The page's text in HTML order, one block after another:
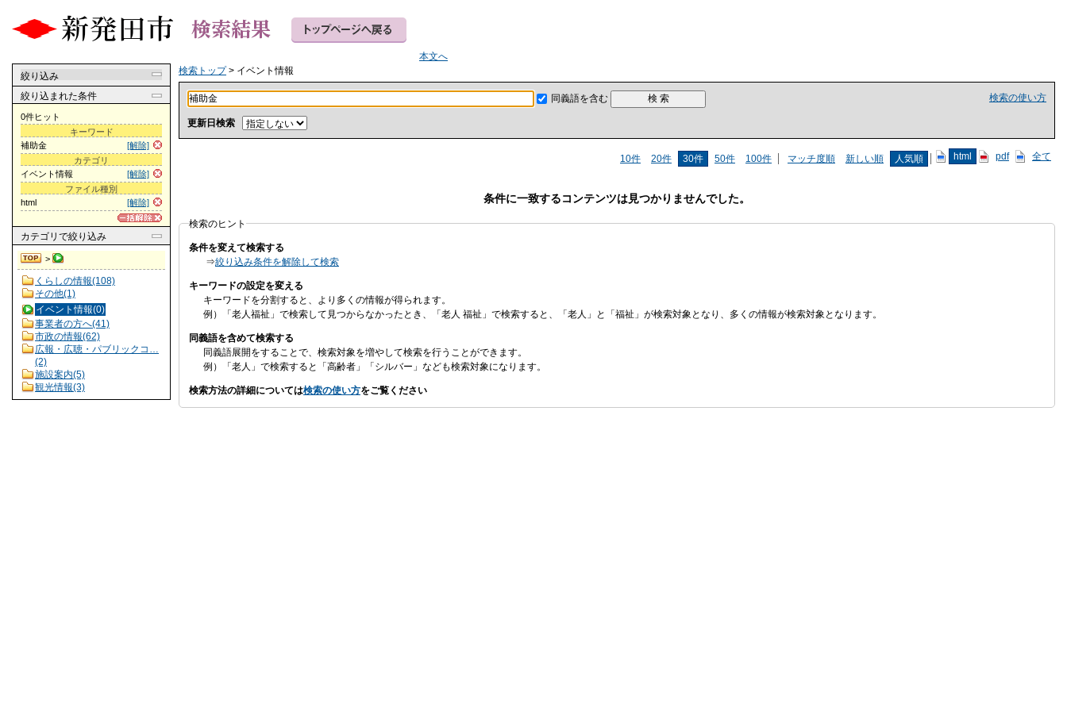
本文へ
絞り込み
絞り込まれた条件
0件ヒット
キーワード
[解除]
補助金
カテゴリ
[解除]
イベント情報
ファイル種別
[解除]
html
カテゴリ で絞り込み
>
くらしの情報(108)
その他(1)
イベント情報(0)
事業者の方へ(41)
市政の情報(62)
広報・広聴・パブリックコ…
(2)
施設案内(5)
観光情報(3)
検索トップ> イベント情報
検索の使い方
同義語を含む
更新日検索
10件 20件 30件 50件 100件 マッチ度順 新しい順 人気順 html pdf 全て
条件に一致するコンテンツは見つかりませんでした。
検索のヒント
条件を変えて検索する
⇒絞り込み条件を解除して検索
キーワードの設定を変える
キーワードを分割すると、より多くの情報が得られます。
例）「老人福祉」で検索して見つからなかったとき、「老人 福祉」で検索すると、「老人」と「福祉」が検索対象となり、多くの情報が検索対象となります。
同義語を含めて検索する
同義語展開をすることで、検索対象を増やして検索を行うことができます。
例）「老人」で検索すると「高齢者」「シルバー」なども検索対象になります。
検索方法の詳細については検索の使い方をご覧ください